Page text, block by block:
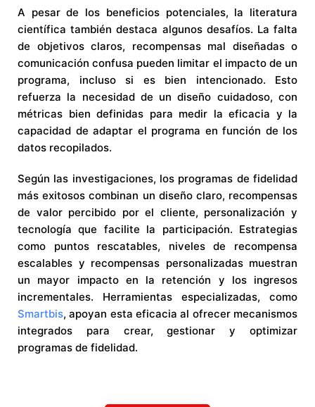
A pesar de los beneficios potenciales, la literatura
científica también destaca algunos desafíos. La falta
de objetivos claros, recompensas mal diseñadas o
comunicación confusa pueden limitar el impacto de un
programa, incluso si es bien intencionado. Esto
refuerza la necesidad de un diseño cuidadoso, con
métricas bien definidas para medir la eficacia y la
capacidad de adaptar el programa en función de los
datos recopilados.
Según las investigaciones, los programas de fidelidad
más exitosos combinan un diseño claro, recompensas
de valor percibido por el cliente, personalización y
tecnología que facilite la participación. Estrategias
como puntos rescatables, niveles de recompensa
escalables y recompensas personalizadas muestran
un mayor impacto en la retención y los ingresos
incrementales. Herramientas especializadas, como
Smartbis, apoyan esta eficacia al ofrecer mecanismos
integrados para crear, gestionar y optimizar
programas de fidelidad.